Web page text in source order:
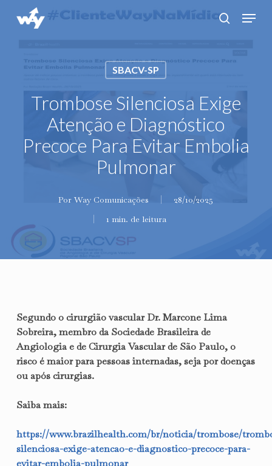
content
Menu
SBACV-SP
Trombose Silenciosa Exige
Atenção e Diagnóstico
Precoce Para Evitar Embolia
Pulmonar
Por Way Comunicações
28/10/2025
1 min. de leitura
Segundo o cirurgião vascular Dr. Marcone Lima
Sobreira, membro da Sociedade Brasileira de
Angiologia e de Cirurgia Vascular de São Paulo, o
risco é maior para pessoas internadas, seja por doenças
ou após cirurgias.
Saiba mais:
https://www.brazilhealth.com/br/noticia/trombose/
silenciosa-exige-atencao-e-diagnostico-precoce-para-
evitar-embolia-pulmonar